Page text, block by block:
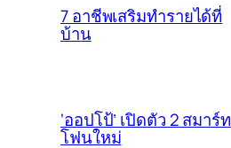
7 อาชีพเสริมทำรายได้ที่
บ้าน
‘ออปโป้’ เปิดตัว 2 สมาร์ท
โฟนใหม่